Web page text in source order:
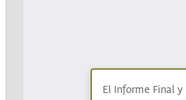
El Informe Final